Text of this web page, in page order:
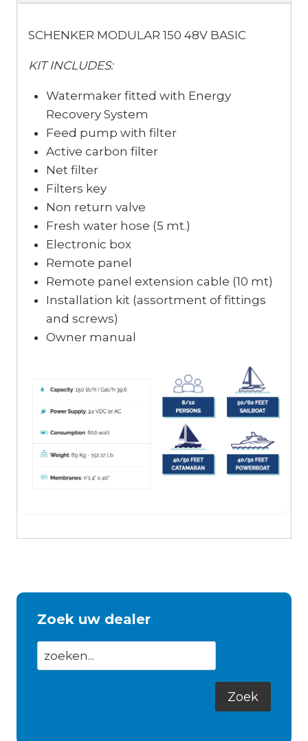
SCHENKER MODULAR 150 48V BASIC
KIT INCLUDES:
Watermaker fitted with Energy
Recovery System
Feed pump with filter
Active carbon filter
Net filter
Filters key
Non return valve
Fresh water hose (5 mt.)
Electronic box
Remote panel
Remote panel extension cable (10 mt)
Installation kit (assortment of fittings
and screws)
Owner manual
Zoek uw dealer